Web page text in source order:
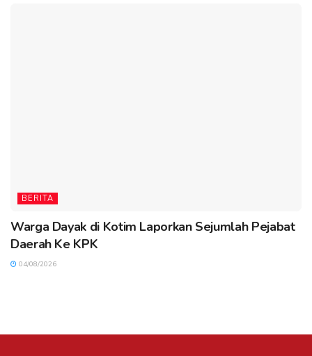
BERITA
Warga Dayak di Kotim Laporkan Sejumlah Pejabat
Daerah Ke KPK
04/08/2026